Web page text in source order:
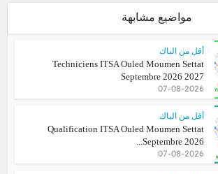
مواضيع مشابهة
أقل من الباك
Techniciens ITSA Ouled Moumen Settat
Septembre 2026 2027
07-08-2026
أقل من الباك
Qualification ITSA Ouled Moumen Settat
Septembre 2026...
07-08-2026